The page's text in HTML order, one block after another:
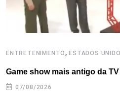
ENTRETENIMENTO ,ESTADOS
Game show mais antigo da
07/08/2026